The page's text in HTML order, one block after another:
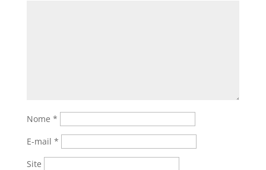
Nome *
E-mail *
Site